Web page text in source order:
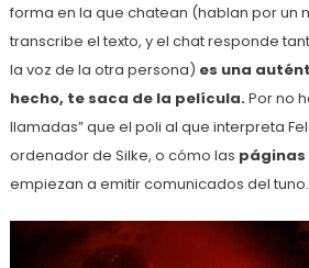
forma en la que chatean (hablan por un
transcribe el texto, y el chat responde
la voz de la otra persona) es una
hecho, te saca de la película.Por no
llamadas” que el poli al que interpreta
ordenador de Silke, o cómo las páginas
empiezan a emitir comunicados del tuno.